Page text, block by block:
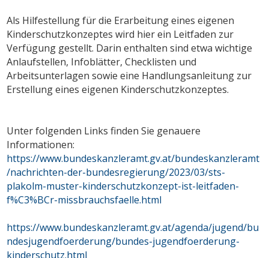
Als Hilfestellung für die Erarbeitung eines eigenen
Kinderschutzkonzeptes wird hier ein Leitfaden zur
Verfügung gestellt. Darin enthalten sind etwa wichtige
Anlaufstellen, Infoblätter, Checklisten und
Arbeitsunterlagen sowie eine Handlungsanleitung zur
Erstellung eines eigenen Kinderschutzkonzeptes.
Unter folgenden Links finden Sie genauere
Informationen:
https://www.bundeskanzleramt.gv.at/bundeskanzleramt
/nachrichten-der-bundesregierung/2023/03/sts-
plakolm-muster-kinderschutzkonzept-ist-leitfaden-
f%C3%BCr-missbrauchsfaelle.html
https://www.bundeskanzleramt.gv.at/agenda/jugend/bu
ndesjugendfoerderung/bundes-jugendfoerderung-
kinderschutz.html